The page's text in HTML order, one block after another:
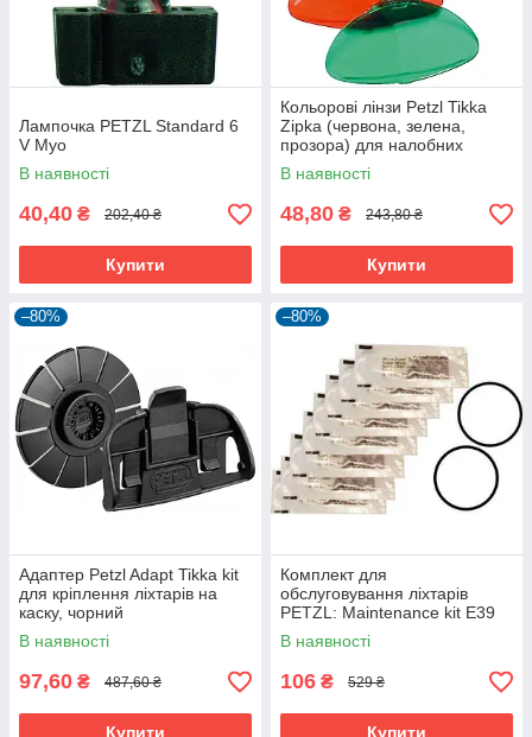
Лампочка PETZL Standard 6
V Myo
В наявності
40,40 ₴ 202,40 ₴
Купити
Кольорові лінзи Petzl Tikka
Zipka (червона, зелена,
прозора) для налобних
ліхтарів
В наявності
48,80 ₴ 243,80 ₴
Купити
–80%
Адаптер Petzl Adapt Tikka kit
для кріплення ліхтарів на
каску, чорний
В наявності
97,60 ₴ 487,60 ₴
Купити
–80%
Комплект для
обслуговування ліхтарів
PETZL: Maintenance kit E39
E40
В наявності
106 ₴ 529 ₴
Купити